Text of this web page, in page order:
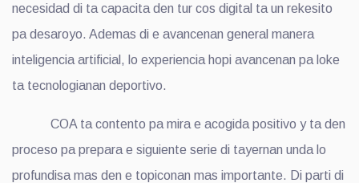
necesidad di ta capacita den tur cos digital ta un rekesito
pa desaroyo. Ademas di e avancenan general manera
inteligencia artificial, lo experiencia hopi avancenan pa loke
ta tecnologianan deportivo.
COA ta contento pa mira e acogida positivo y ta den
proceso pa prepara e siguiente serie di tayernan unda lo
profundisa mas den e topiconan mas importante. Di parti di